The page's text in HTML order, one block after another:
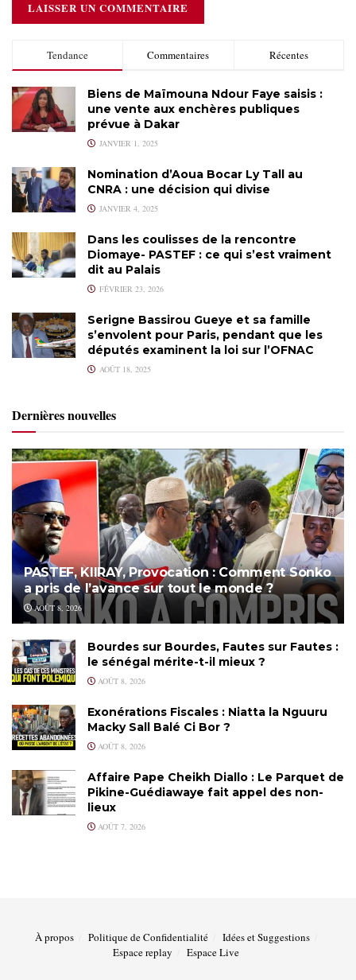
Tendance Commentaires Récentes
Biens de Maïmouna Ndour Faye saisis :
une vente aux enchères publiques
prévue à Dakar
JANVIER 1, 2025
Nomination d’Aoua Bocar Ly Tall au
CNRA : une décision qui divise
JANVIER 4, 2025
Dans les coulisses de la rencontre
Diomaye- PASTEF : ce qui s’est vraiment
dit au Palais
FÉVRIER 23, 2026
Serigne Bassirou Gueye et sa famille
s’envolent pour Paris, pendant que les
députés examinent la loi sur l’OFNAC
AOÛT 18, 2025
Dernières nouvelles
PASTEF, KIIRAY, Provocation : Comment Sonko
a pris de l’avance sur tout le monde ?
AOÛT 8, 2026
Bourdes sur Bourdes, Fautes sur Fautes :
le sénégal mérite-t-il mieux ?
AOÛT 8, 2026
Exonérations Fiscales : Niatta la Nguuru
Macky Sall Balé Ci Bor ?
AOÛT 8, 2026
Affaire Pape Cheikh Diallo : Le Parquet de
Pikine-Guédiawaye fait appel des non-
lieux
AOÛT 7, 2026
À propos Politique de Confidentialité
Idées et Suggestions
Espace replay
Espace Live